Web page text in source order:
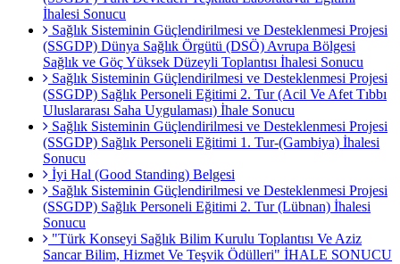
İhalesi Sonucu
Sağlık Sisteminin Güçlendirilmesi ve Desteklenmesi Projesi
(SSGDP) Dünya Sağlık Örgütü (DSÖ) Avrupa Bölgesi
Sağlık ve Göç Yüksek Düzeyli Toplantısı İhalesi Sonucu
Sağlık Sisteminin Güçlendirilmesi ve Desteklenmesi Projesi
(SSGDP) Sağlık Personeli Eğitimi 2. Tur (Acil Ve Afet Tıbbı
Uluslararası Saha Uygulaması) İhale Sonucu
Sağlık Sisteminin Güçlendirilmesi ve Desteklenmesi Projesi
(SSGDP) Sağlık Personeli Eğitimi 1. Tur-(Gambiya) İhalesi
Sonucu
İyi Hal (Good Standing) Belgesi
Sağlık Sisteminin Güçlendirilmesi ve Desteklenmesi Projesi
(SSGDP) Sağlık Personeli Eğitimi 2. Tur (Lübnan) İhalesi
Sonucu
"Türk Konseyi Sağlık Bilim Kurulu Toplantısı Ve Aziz
Sancar Bilim, Hizmet Ve Teşvik Ödülleri" İHALE SONUCU